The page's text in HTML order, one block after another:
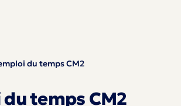
du temps CM2
temps CM2